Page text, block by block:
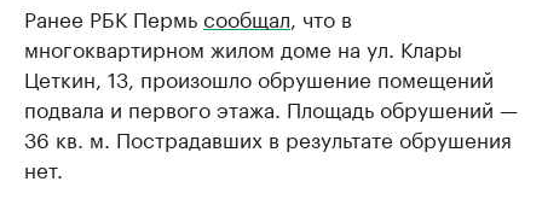
Ранее РБК Пермьсообщал , что в
многоквартирном жилом доме на ул. Клары
Цеткин, 13, произошло обрушение помещений
подвала и первого этажа. Площадь обрушений —
36 кв. м. Пострадавших в результате обрушения
нет.